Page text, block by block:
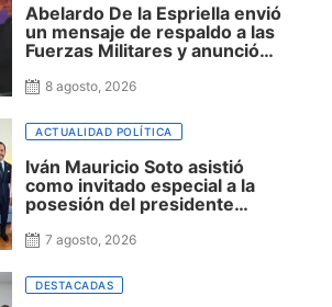
Abelardo De la Espriella envió
un mensaje de respaldo a las
Fuerzas Militares y anunció
prioridad de su Gobierno
8 agosto, 2026
ACTUALIDAD POLÍTICA
Iván Mauricio Soto asistió
como invitado especial a la
posesión del presidente
reafirma su cercanía con el
7 agosto, 2026
DESTACADAS